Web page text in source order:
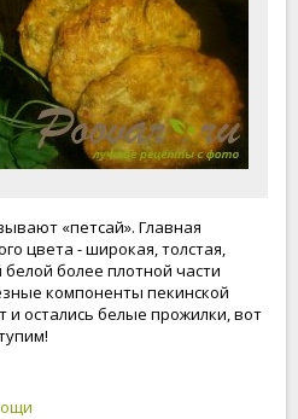
«петсай». Главная
цвета - широкая, толстая,
более плотной части
компоненты пекинской
и остались белые прожилки, вот